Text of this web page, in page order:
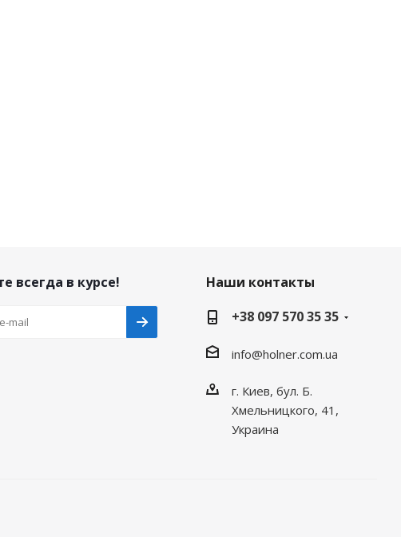
всегда в курсе!
Наши контакты
+38 097 570 35 35
info@holner.com.ua
г. Киев, бул. Б.
Хмельницкого, 41,
Украина